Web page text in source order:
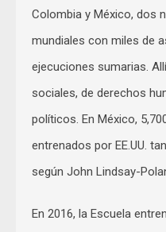
Colombia y México, dos
mundiales con miles de
ejecuciones sumarias.
sociales, de derechos
políticos. En México,
entrenados por EE.UU.
según John Lindsay-
En 2016, la Escuela